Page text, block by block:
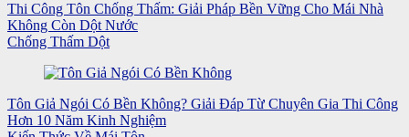
Thi Công Tôn Chống Thấm: Giải Pháp Bền Vững Cho Mái Nhà
Không Còn Dột Nước
Chống Thấm Dột
Tôn Giả Ngói Có Bền Không? Giải Đáp Từ Chuyên Gia Thi Công
Hơn 10 Năm Kinh Nghiệm